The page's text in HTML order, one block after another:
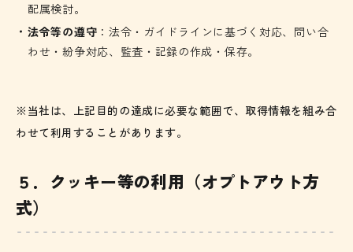
配属検討。
法令等の遵守 ：法令・ガイドラインに基づく対応、問い合
わせ・紛争対応、監査・記録の作成・保存。
※当社は、上記目的の達成に必要な範囲で、取得情報を組み合
わせて利用することがあります。
５．クッキー等の利用（オプトアウト方
式）